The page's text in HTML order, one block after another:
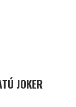
JOKER